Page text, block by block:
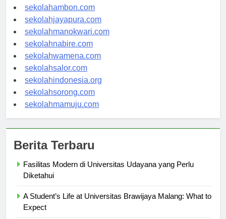
sekolahpontianak.com
sekolahambon.com
sekolahjayapura.com
sekolahmanokwari.com
sekolahnabire.com
sekolahwamena.com
sekolahsalor.com
sekolahindonesia.org
sekolahsorong.com
Fasilitas Modern di Universitas Udayana yang Perlu
A Student’s Life at Universitas Brawijaya Malang: What to